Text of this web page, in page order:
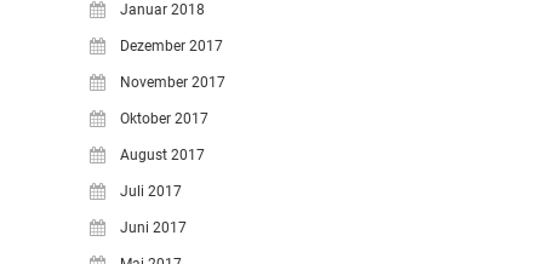
Januar 2018
Dezember 2017
November 2017
Oktober 2017
August 2017
Juli 2017
Juni 2017